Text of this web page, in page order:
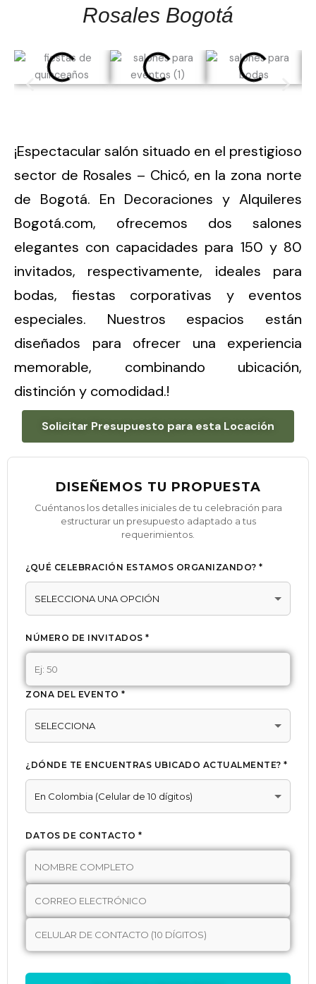
Rosales Bogotá
¡Espectacular salón situado en el prestigioso
sector de Rosales – Chicó, en la zona norte
de Bogotá. En Decoraciones y Alquileres
Bogotá.com, ofrecemos dos salones
elegantes con capacidades para 150 y 80
invitados, respectivamente, ideales para
bodas, fiestas corporativas y eventos
especiales. Nuestros espacios están
diseñados para ofrecer una experiencia
memorable, combinando ubicación,
distinción y comodidad.!
Solicitar Presupuesto para esta Locación
DISEÑEMOS TU PROPUESTA
Cuéntanos los detalles iniciales de tu celebración para
estructurar un presupuesto adaptado a tus
requerimientos.
¿QUÉ CELEBRACIÓN ESTAMOS ORGANIZANDO? *
NÚMERO DE INVITADOS *
ZONA DEL EVENTO *
¿DÓNDE TE ENCUENTRAS UBICADO ACTUALMENTE? *
DATOS DE CONTACTO *